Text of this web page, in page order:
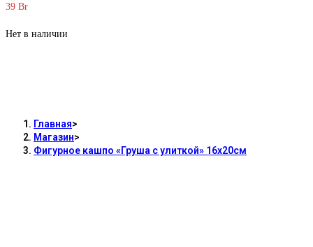
39 Br
Нет в наличии
Главная>
Магазин>
Фигурное кашпо «Груша с улиткой» 16х20см